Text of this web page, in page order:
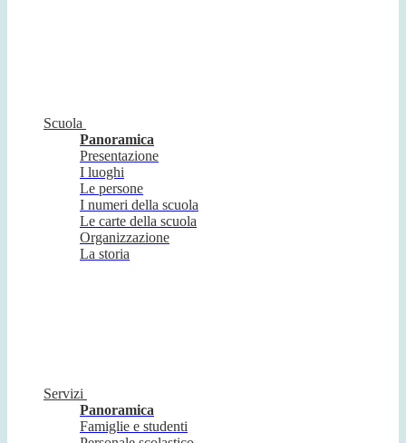
Scuola
Panoramica
Presentazione
I luoghi
Le persone
I numeri della scuola
Le carte della scuola
Organizzazione
La storia
Servizi
Panoramica
Famiglie e studenti